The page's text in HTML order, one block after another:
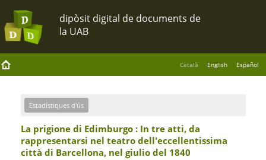
Català English Español
Estadístiques d'ús
La prigione di Edimburgo : In tre atti, da
rappresentarsi nel teatro dell'eccellentissima
città di Barcellona, nel giulio del 1840